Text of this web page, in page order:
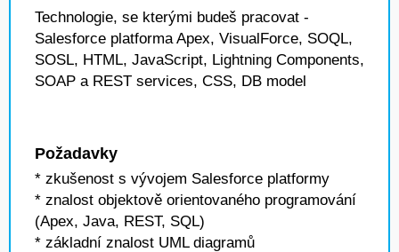
Technologie, se kterými budeš pracovat -
Salesforce platforma Apex, VisualForce, SOQL,
SOSL, HTML, JavaScript, Lightning Components,
SOAP a REST services, CSS, DB model
Požadavky
* zkušenost s vývojem Salesforce platformy
* znalost objektově orientovaného programování
(Apex, Java, REST, SQL)
* základní znalost UML diagramů